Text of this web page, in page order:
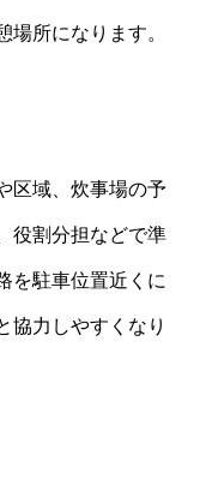
場所になります。
区域、炊事場の予
役割分担などで準
を駐車位置近くに
協力しやすくなり